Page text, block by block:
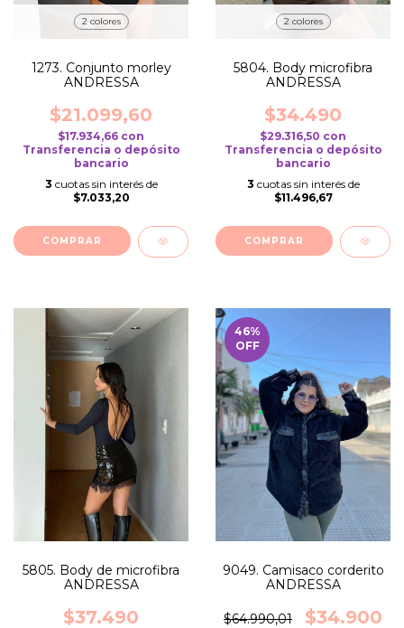
2 colores
1273. Conjunto morley
ANDRESSA
$21.099,60
$17.934,66 con
Transferencia o depósito
bancario
3 cuotas sin interés de
$7.033,20
COMPRAR
2 colores
5804. Body microfibra
ANDRESSA
$34.490
$29.316,50 con
Transferencia o depósito
bancario
3 cuotas sin interés de
$11.496,67
COMPRAR
5805. Body de microfibra
ANDRESSA
$37.490
46%
OFF
9049. Camisaco corderito
ANDRESSA
$64.990,01 $34.900